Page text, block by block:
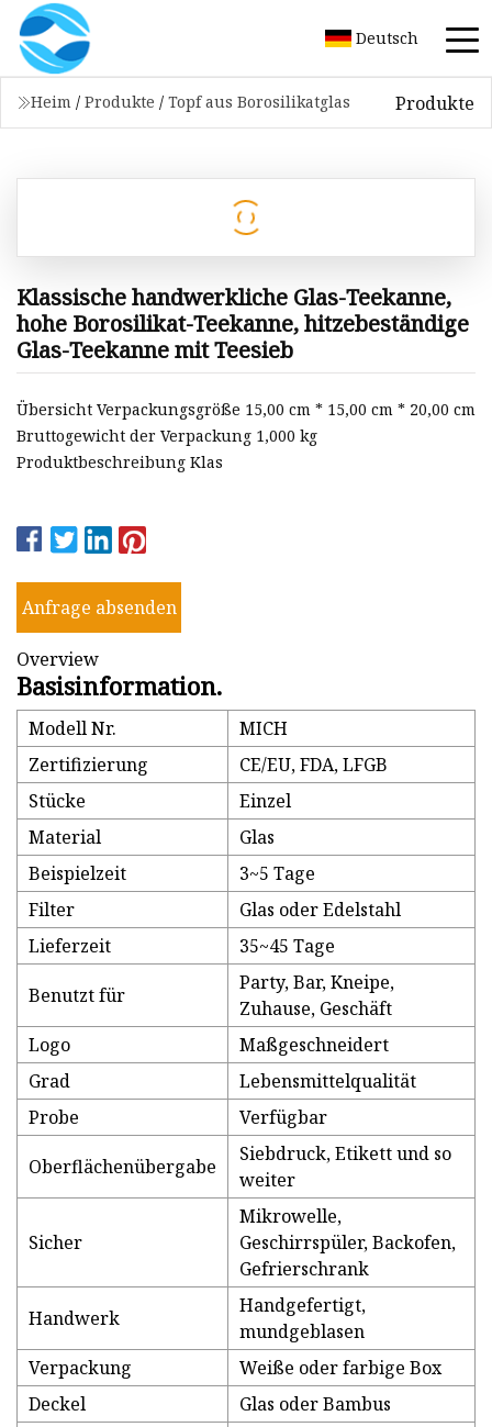
Deutsch
Heim / Produkte / Topf aus Borosilikatglas Produkte
Klassische handwerkliche Glas-Teekanne,
hohe Borosilikat-Teekanne, hitzebeständige
Glas-Teekanne mit Teesieb
Übersicht Verpackungsgröße 15,00 cm * 15,00 cm * 20,00 cm
Bruttogewicht der Verpackung 1,000 kg
Produktbeschreibung Klas
Anfrage absenden
Overview
Basisinformation.
Modell Nr.
MICH
Zertifizierung
CE/EU, FDA, LFGB
Stücke
Einzel
Material
Glas
Beispielzeit
3~5 Tage
Filter
Glas oder Edelstahl
Lieferzeit
35~45 Tage
Benutzt für
Party, Bar, Kneipe,
Zuhause, Geschäft
Logo
Maßgeschneidert
Grad
Lebensmittelqualität
Probe
Verfügbar
Oberflächenübergabe
Siebdruck, Etikett und so
weiter
Sicher
Mikrowelle,
Geschirrspüler, Backofen,
Gefrierschrank
Handwerk
Handgefertigt,
mundgeblasen
Verpackung
Weiße oder farbige Box
Deckel
Glas oder Bambus